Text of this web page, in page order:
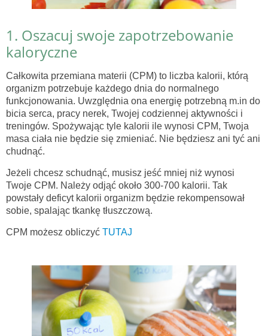
1. Oszacuj swoje zapotrzebowanie
kaloryczne
Całkowita przemiana materii (CPM) to liczba kalorii, którą
organizm potrzebuje każdego dnia do normalnego
funkcjonowania. Uwzględnia ona energię potrzebną m.in do
bicia serca, pracy nerek, Twojej codziennej aktywności i
treningów. Spożywając tyle kalorii ile wynosi CPM, Twoja
masa ciała nie będzie się zmieniać. Nie będziesz ani tyć ani
chudnąć.
Jeżeli chcesz schudnąć, musisz jeść mniej niż wynosi
Twoje CPM. Należy odjąć około 300-700 kalorii. Tak
powstały deficyt kalorii organizm będzie rekompensował
sobie, spalając tkankę tłuszczową.
CPM możesz obliczyć TUTAJ